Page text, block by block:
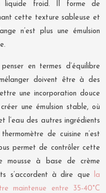
liquide froid. Il forme de
cette texture sableuse et
n’est plus une émulsion
en termes d’équilibre
doivent être à des
une incorporation douce
une émulsion stable, où
l’eau des autres ingrédients
de cuisine n’est
permet de contrôler cette
mousse à base de crème
s’accordent à dire que la
maintenue entre 35-40°C